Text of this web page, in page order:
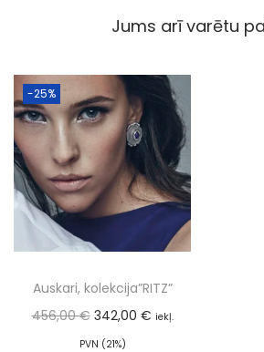
Jums arī varētu
-25%
Auskari, kolekcija”RITZ”
456,00€ 342,00 € iekļ.
PVN (21%)